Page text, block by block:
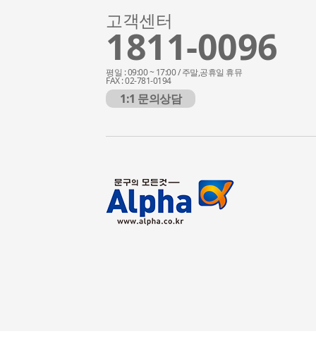
고객센터
1811-0096
평일 : 09:00 ~ 17:00 / 주말,공휴일 휴뮤
FAX : 02-781-0194
1:1 문의상담